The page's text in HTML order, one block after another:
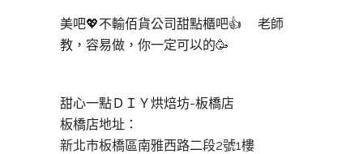
美吧💖不輸佰貨公司甜點櫃吧👍 老師
教，容易做，你一定可以的🥳
甜心一點ＤＩＹ烘焙坊-板橋店
板橋店地址：
新北市板橋區南雅西路二段2號1樓